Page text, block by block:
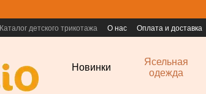
Каталог детского трикотажа О нас Оплата и доставка
Новинки
Ясельная
одежда